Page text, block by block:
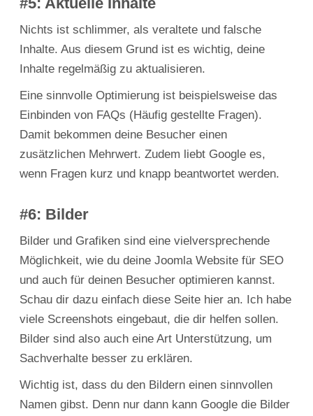
Nichts ist schlimmer, als veraltete und falsche
Inhalte. Aus diesem Grund ist es wichtig, deine
Inhalte regelmäßig zu aktualisieren.
Eine sinnvolle Optimierung ist beispielsweise das
Einbinden von FAQs (Häufig gestellte Fragen).
Damit bekommen deine Besucher einen
zusätzlichen Mehrwert. Zudem liebt Google es,
wenn Fragen kurz und knapp beantwortet werden.
#6: Bilder
Bilder und Grafiken sind eine vielversprechende
Möglichkeit, wie du deine Joomla Website für SEO
und auch für deinen Besucher optimieren kannst.
Schau dir dazu einfach diese Seite hier an. Ich habe
viele Screenshots eingebaut, die dir helfen sollen.
Bilder sind also auch eine Art Unterstützung, um
Sachverhalte besser zu erklären.
Wichtig ist, dass du den Bildern einen sinnvollen
Namen gibst. Denn nur dann kann Google die Bilder